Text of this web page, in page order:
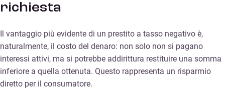
richiesta
Il vantaggio più evidente di un prestito a tasso negativo è,
naturalmente, il costo del denaro: non solo non si pagano
interessi attivi, ma si potrebbe addirittura restituire una somma
inferiore a quella ottenuta. Questo rappresenta un risparmio
diretto per il consumatore.